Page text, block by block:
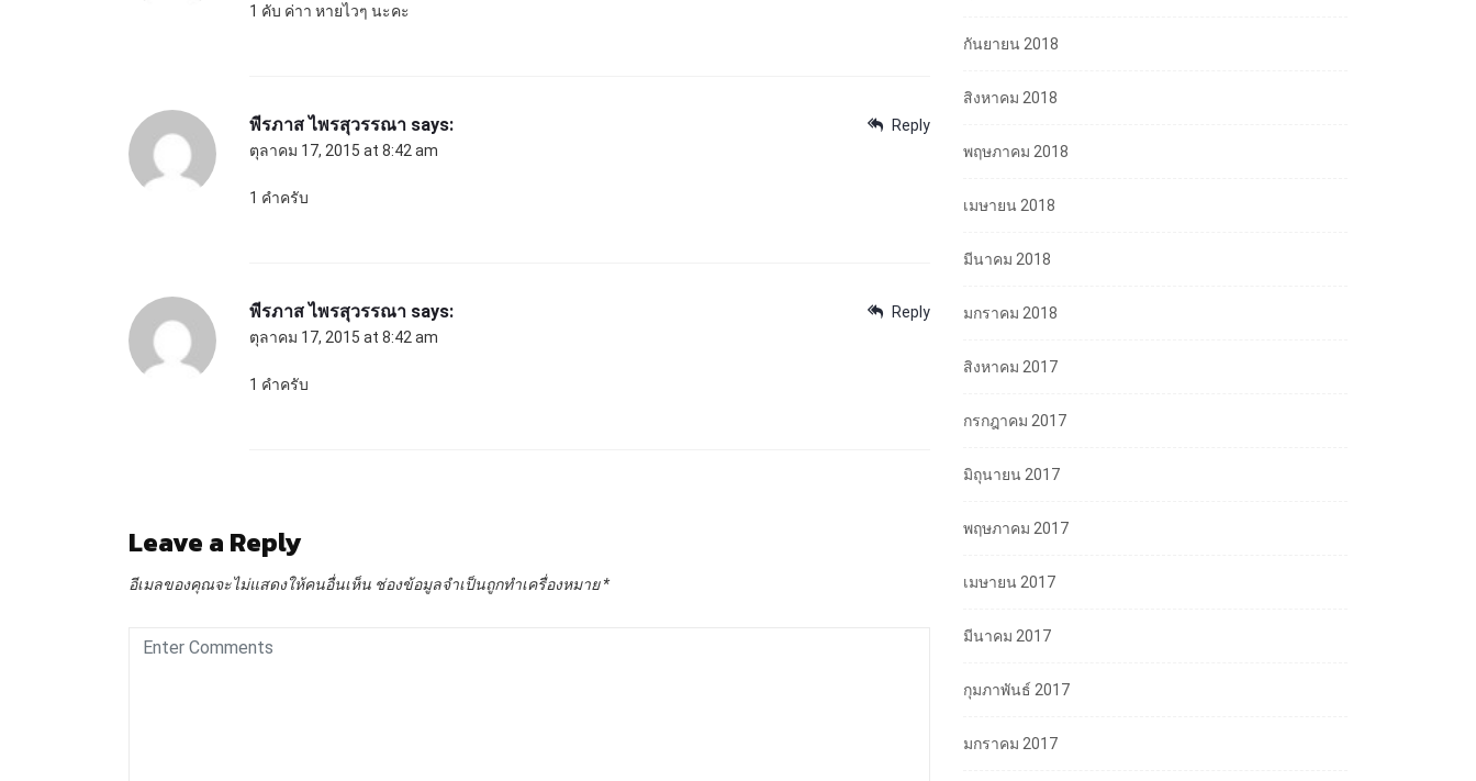
1 คับ ค่าา หายไวๆ นะคะ
Reply
พีรภาส ไพรสุวรรณา says:
ตุลาคม 17, 2015 at 8:42 am
1 คำครับ
Reply
พีรภาส ไพรสุวรรณา says:
ตุลาคม 17, 2015 at 8:42 am
1 คำครับ
Leave a Reply
อีเมลของคุณจะไม่แสดงให้คนอื่นเห็น ช่องข้อมูลจำเป็นถูกทำเครื่องหมาย*
กันยายน 2018
สิงหาคม 2018
พฤษภาคม 2018
เมษายน 2018
มีนาคม 2018
มกราคม 2018
สิงหาคม 2017
กรกฎาคม 2017
มิถุนายน 2017
พฤษภาคม 2017
เมษายน 2017
มีนาคม 2017
กุมภาพันธ์ 2017
มกราคม 2017